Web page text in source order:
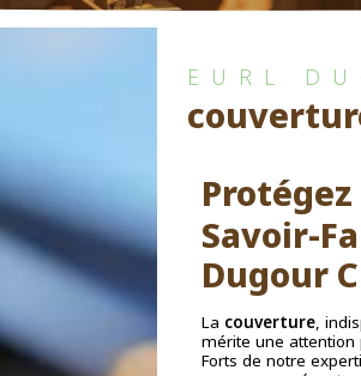
EURL
Savoir-
Dugour
La couverture,
mérite une attention
Forts de notre